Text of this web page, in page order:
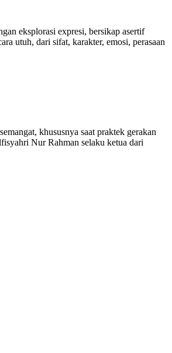
eksplorasi expresi, bersikap asertif
utuh, dari sifat, karakter, emosi, perasaan
khususnya saat praktek gerakan
Nur Rahman selaku ketua dari